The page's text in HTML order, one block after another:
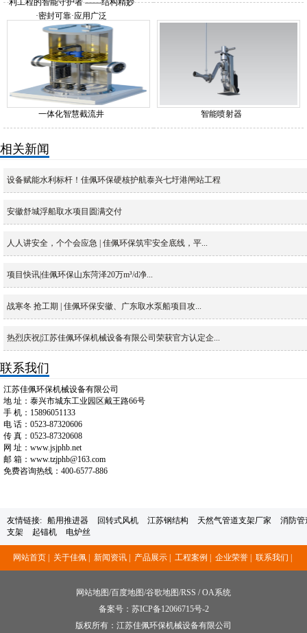
利工程的智能守护者 ——结构精妙
·密封可靠·应用广泛
一体化智慧截流井 智能喷射器
相关新闻
设备赋能水利标杆！佳佩环保硬核护航泰兴七圩港闸站工程
安徽舒城浮船取水项目圆满交付
人人讲安全，个个会应急 | 佳佩环保筑牢安全底线，平...
项目快讯|佳佩环保山东菏泽20万m³/d净...
战寒冬 抢工期 | 佳佩环保安徽、广东取水泵船项目攻...
热烈庆祝|江苏佳佩环保机械设备有限公司荣获官方认定企...
联系我们
江苏佳佩环保机械设备有限公司
地 址：泰兴市城东工业园区戴王路66号
手 机：15896051133
电 话：0523-87320606
传 真：0523-87320608
网 址：www.jsjphb.net
邮 箱：www.tzjphb@163.com
免费咨询热线：400-6577-886
友情链接: 船用推进器 回转式风机 江苏钢结构 天然气管道支架厂家
消防管
支架
起锚机 电炉丝
网站首页 | 关于佳佩 | 新闻资讯 | 产品展示 | 工程案例 | 企业荣誉 | 联系我们 |
网站地图/百度地图/谷歌地图/RSS /OA系统
备案号： 苏ICP备12066715号-2
版权所有：江苏佳佩环保机械设备有限公司